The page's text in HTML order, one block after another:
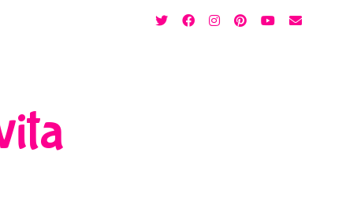
twitterfacebookinstagram
pinterest
youtube
email